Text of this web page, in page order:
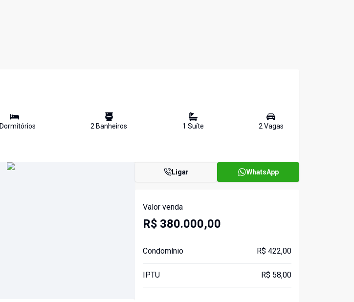
Dormitórios 2 Banheiros 1 Suíte 2Vagas
Ligar WhatsApp
Valor venda
R$ 380.000,00
Condomínio R$ 422,00
IPTU R$ 58,00